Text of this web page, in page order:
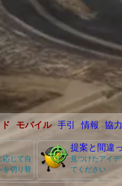
モバイル 手引 情報 協
応じて自
を切り替
提案と間違
見つけたアイ
てください